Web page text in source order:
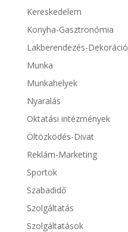
Kereskedelem
Konyha-Gasztronómia
Lakberendezés-Dekoráció
Munka
Munkahelyek
Nyaralás
Oktatási intézmények
Öltözködés-Divat
Reklám-Marketing
Sportok
Szabadidő
Szolgáltatás
Szolgáltatások